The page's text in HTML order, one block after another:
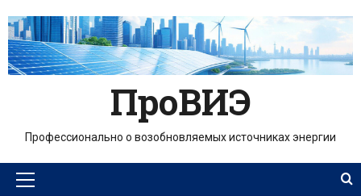
содержимому
ПроВИЭ
Профессионально о возобновляемых источниках энергии
Основное